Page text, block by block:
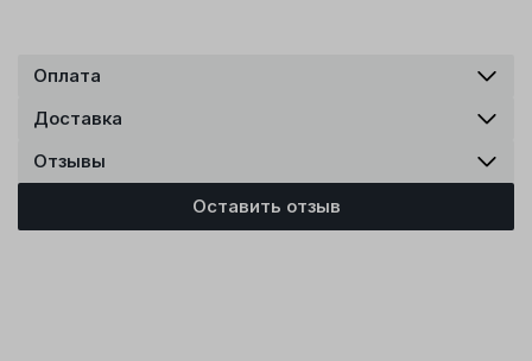
Оплата
Доставка
Отзывы
Оставить отзыв